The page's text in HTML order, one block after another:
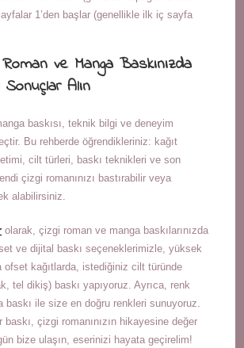
1’den başlar (genellikle ilk iç sayfa
ve Manga Baskınızda
Alın
baskısı, teknik bilgi ve deneyim
Bu rehberde öğrendikleriniz: kağıt
cilt türleri, baskı teknikleri ve son
çizgi romanınızı bastırabilir veya
alabilirsiniz.
olarak, çizgi roman ve manga baskılarınızda
ve dijital baskı seçeneklerimizle, yüksek
kağıtlarda, istediğiniz cilt türünde
tel dikiş) baskı yapıyoruz. Ayrıca, renk
baskı ile size en doğru renkleri sunuyoruz.
baskı, çizgi romanınızın hikayesine değer
bize ulaşın, eserinizi hayata geçirelim!